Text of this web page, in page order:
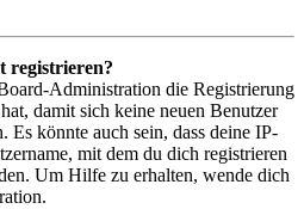
registrieren?
Administration die Registrierung
damit sich keine neuen Benutzer
Es könnte auch sein, dass deine IP-
mit dem du dich registrieren
Um Hilfe zu erhalten, wende dich